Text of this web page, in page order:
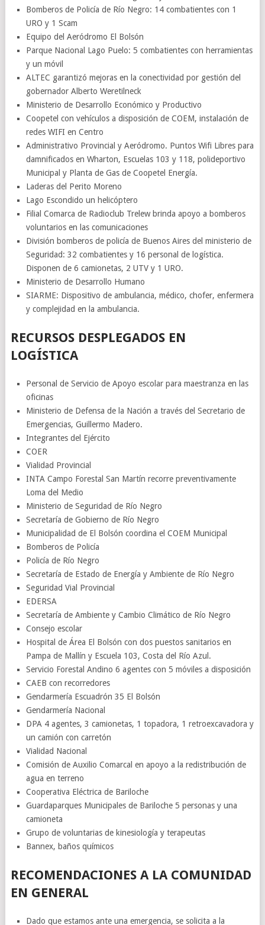
Bomberos de Policía de Río Negro: 14 combatientes con 1
URO y 1 Scam
Equipo del Aeródromo El Bolsón
Parque Nacional Lago Puelo: 5 combatientes con herramientas
y un móvil
ALTEC garantizó mejoras en la conectividad por gestión del
gobernador Alberto Weretilneck
Ministerio de Desarrollo Económico y Productivo
Coopetel con vehículos a disposición de COEM, instalación de
redes WIFI en Centro
Administrativo Provincial y Aeródromo. Puntos Wifi Libres para
damnificados en Wharton, Escuelas 103 y 118, polideportivo
Municipal y Planta de Gas de Coopetel Energía.
Laderas del Perito Moreno
Lago Escondido un helicóptero
Filial Comarca de Radioclub Trelew brinda apoyo a bomberos
voluntarios en las comunicaciones
División bomberos de policía de Buenos Aires del ministerio de
Seguridad: 32 combatientes y 16 personal de logística.
Disponen de 6 camionetas, 2 UTV y 1 URO.
Ministerio de Desarrollo Humano
SIARME: Dispositivo de ambulancia, médico, chofer, enfermera
y complejidad en la ambulancia.
RECURSOS DESPLEGADOS EN
LOGÍSTICA
Personal de Servicio de Apoyo escolar para maestranza en las
oficinas
Ministerio de Defensa de la Nación a través del Secretario de
Emergencias, Guillermo Madero.
Integrantes del Ejército
COER
Vialidad Provincial
INTA Campo Forestal San Martín recorre preventivamente
Loma del Medio
Ministerio de Seguridad de Río Negro
Secretaría de Gobierno de Río Negro
Municipalidad de El Bolsón coordina el COEM Municipal
Bomberos de Policía
Policía de Río Negro
Secretaría de Estado de Energía y Ambiente de Río Negro
Seguridad Vial Provincial
EDERSA
Secretaría de Ambiente y Cambio Climático de Río Negro
Consejo escolar
Hospital de Área El Bolsón con dos puestos sanitarios en
Pampa de Mallín y Escuela 103, Costa del Río Azul.
Servicio Forestal Andino 6 agentes con 5 móviles a disposición
CAEB con recorredores
Gendarmería Escuadrón 35 El Bolsón
Gendarmería Nacional
DPA 4 agentes, 3 camionetas, 1 topadora, 1 retroexcavadora y
un camión con carretón
Vialidad Nacional
Comisión de Auxilio Comarcal en apoyo a la redistribución de
agua en terreno
Cooperativa Eléctrica de Bariloche
Guardaparques Municipales de Bariloche 5 personas y una
camioneta
Grupo de voluntarias de kinesiología y terapeutas
Bannex, baños químicos
RECOMENDACIONES A LA COMUNIDAD
EN GENERAL
Dado que estamos ante una emergencia, se solicita a la